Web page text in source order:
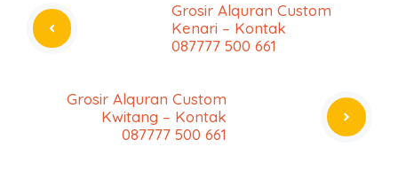
Grosir Alquran Custom
Kenari – Kontak
087777 500 661
Grosir Alquran Custom
Kwitang – Kontak
087777 500 661